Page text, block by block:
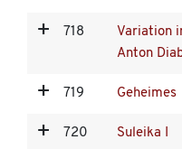
718
Variation
Anton
719 Geheimes
720 Suleika I